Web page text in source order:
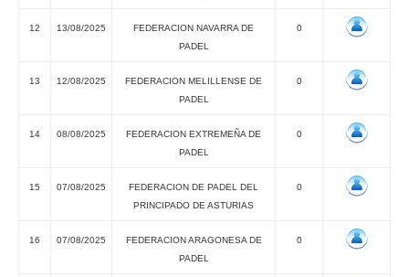
12 13/08/2025
FEDERACION NAVARRA DE
PADEL
0
13 12/08/2025
FEDERACION MELILLENSE DE
PADEL
0
14 08/08/2025
FEDERACION EXTREMEÑA DE
PADEL
0
15 07/08/2025
FEDERACION DE PADEL DEL
PRINCIPADO DE ASTURIAS
0
16 07/08/2025
FEDERACION ARAGONESA DE
PADEL
0